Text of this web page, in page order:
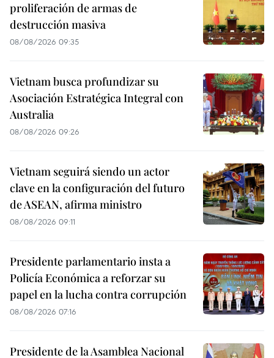
proliferación de armas de
destrucción masiva
08/08/2026 09:35
Vietnam busca profundizar su
Asociación Estratégica Integral con
Australia
08/08/2026 09:26
Vietnam seguirá siendo un actor
clave en la configuración del futuro
de ASEAN, afirma ministro
08/08/2026 09:11
Presidente parlamentario insta a
Policía Económica a reforzar su
papel en la lucha contra corrupción
08/08/2026 07:16
Presidente de la Asamblea Nacional